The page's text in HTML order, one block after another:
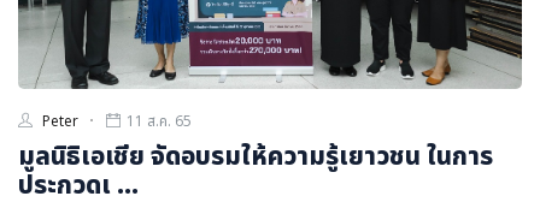
Peter 11 ส.ค. 65
มูลนิธิเอเชีย จัดอบรมให้ความรู้เยาวชน ในการ
ประกวดเ ...